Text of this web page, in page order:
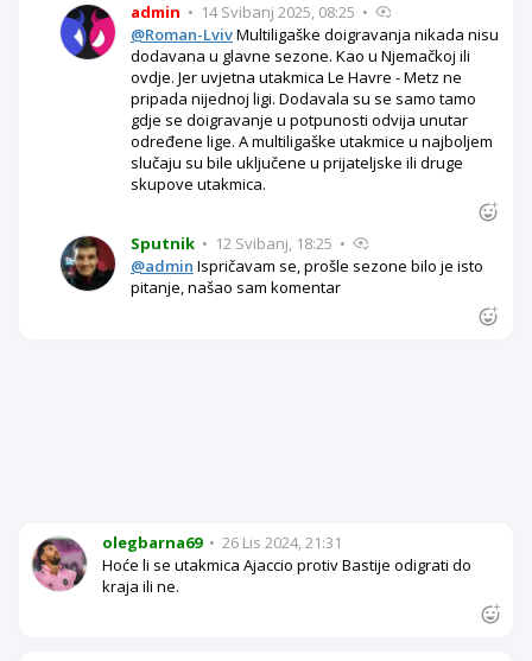
admin • 14 Svibanj 2025, 08:25 •
@Roman-LvivMultiligaške doigravanja nikada nisu
dodavana u glavne sezone. Kao u Njemačkoj ili
ovdje. Jer uvjetna utakmica Le Havre - Metz ne
pripada nijednoj ligi. Dodavala su se samo tamo
gdje se doigravanje u potpunosti odvija unutar
određene lige. A multiligaške utakmice u najboljem
slučaju su bile uključene u prijateljske ili druge
skupove utakmica.
Sputnik • 12 Svibanj, 18:25 •
@admin Ispričavam se, prošle sezone bilo je isto
pitanje, našao sam komentar
olegbarna69 • 26 Lis 2024, 21:31
Hoće li se utakmica Ajaccio protiv Bastije odigrati do
kraja ili ne.